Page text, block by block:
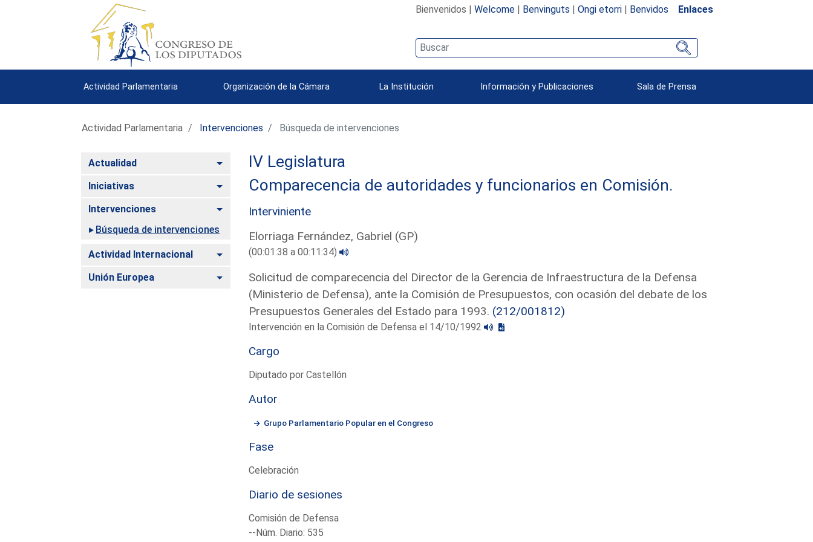
Bienvenidos | Welcome| Benvinguts | Ongi etorri| Benvidos Enlaces
Actividad Parlamentaria Organización de la Cámara La Institución Información y Publicaciones Sala de Prensa
Actividad Parlamentaria Intervenciones Búsqueda de intervenciones
Actualidad Alternar
Iniciativas Alternar
Intervenciones
Alternar
Búsqueda de intervenciones
Actividad Internacional Alternar
Unión Europea Alternar
IV Legislatura
Comparecencia de autoridades y funcionarios en Comisión.
Interviniente
Elorriaga Fernández, Gabriel (GP)
(00:01:38 a 00:11:34)
Solicitud de comparecencia del Director de la Gerencia de Infraestructura de la Defensa
(Ministerio de Defensa), ante la Comisión de Presupuestos, con ocasión del debate de los
Presupuestos Generales del Estado para 1993. (212/001812)
Intervención en la Comisión de Defensa el 14/10/1992
Cargo
Diputado por Castellón
Autor
Grupo Parlamentario Popular en el Congreso
Fase
Celebración
Diario de sesiones
Comisión de Defensa
--Núm. Diario: 535